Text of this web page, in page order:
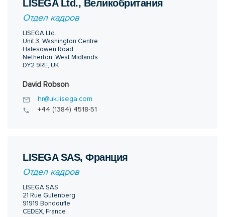
LISEGA Ltd., Великобритания
Отдел кадров
LISEGA Ltd.
Unit 3, Washington Centre
Halesowen Road
Netherton, West Midlands
DY2 9RE, UK
David Robson
hr@uk.lisega.com
+44 (1384) 4518-51
LISEGA SAS, Франция
Отдел кадров
LISEGA SAS
21 Rue Gutenberg
91919 Bondoufle
CEDEX, France